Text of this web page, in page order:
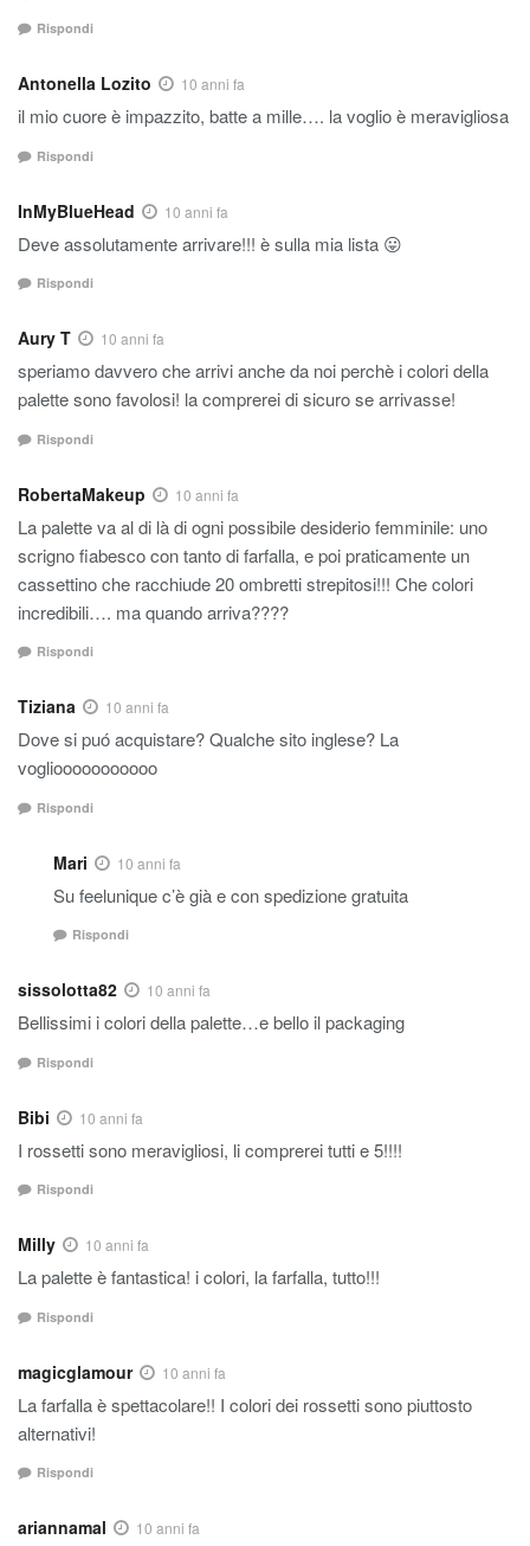
Rispondi
Antonella Lozito 10 anni fa
il mio cuore è impazzito, batte a mille…. la voglio è meravigliosa
Rispondi
InMyBlueHead 10 anni fa
Deve assolutamente arrivare!!! è sulla mia lista 😛
Rispondi
Aury T 10 anni fa
speriamo davvero che arrivi anche da noi perchè i colori della
palette sono favolosi! la comprerei di sicuro se arrivasse!
Rispondi
RobertaMakeup 10 anni fa
La palette va al di là di ogni possibile desiderio femminile: uno
scrigno fiabesco con tanto di farfalla, e poi praticamente un
cassettino che racchiude 20 ombretti strepitosi!!! Che colori
incredibili…. ma quando arriva????
Rispondi
Tiziana 10 anni fa
Dove si puó acquistare? Qualche sito inglese? La
vogliooooooooooo
Rispondi
Mari 10 anni fa
Su feelunique c’è già e con spedizione gratuita
Rispondi
sissolotta82 10 anni fa
Bellissimi i colori della palette…e bello il packaging
Rispondi
Bibi 10 anni fa
I rossetti sono meravigliosi, li comprerei tutti e 5!!!!
Rispondi
Milly 10 anni fa
La palette è fantastica! i colori, la farfalla, tutto!!!
Rispondi
magicglamour 10 anni fa
La farfalla è spettacolare!! I colori dei rossetti sono piuttosto
alternativi!
Rispondi
ariannamal 10 anni fa